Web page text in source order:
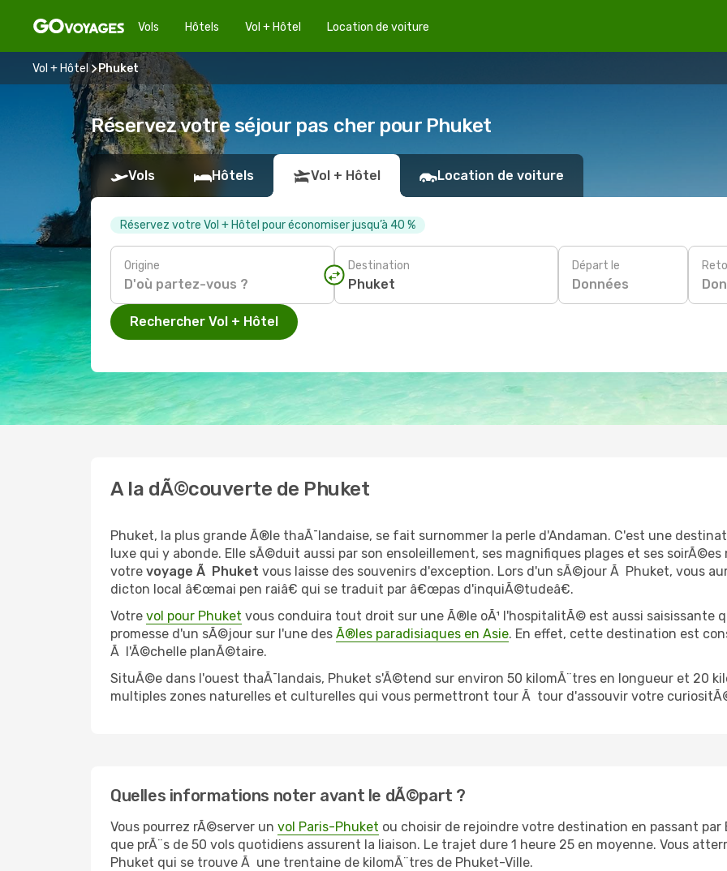
Vols Hôtels Vol + Hôtel Location de voiture
Vol + Hôtel Phuket
Réservez votre séjour pas cher pour Phuket
Vols Hôtels Vol + Hôtel Location de voiture
Réservez votre Vol + Hôtel pour économiser jusqu’à 40 %
Origine Destination Départ le
Données
Rechercher Vol + Hôtel
A la dÃ©couverte de Phuket
Phuket, la plus grande Ã®le thaÃ¯landaise, se fait surnommer la perle d'Andaman. C'est une
luxe qui y abonde. Elle sÃ©duit aussi par son ensoleillement, ses magnifiques plages et ses
votre voyage Ã Phuket vous laisse des souvenirs d'exception. Lors d'un sÃ©jour Ã Phuket, vous
dicton local â€œmai pen raiâ€ qui se traduit par â€œpas d'inquiÃ©tudeâ€.
Votre vol pour Phuket vous conduira tout droit sur une Ã®le oÃ¹ l'hospitalitÃ© est aussi saisissante
promesse d'un sÃ©jour sur l'une des Ã®les paradisiaques en Asie. En effet, cette destination est
Ã l'Ã©chelle planÃ©taire.
SituÃ©e dans l'ouest thaÃ¯landais, Phuket s'Ã©tend sur environ 50 kilomÃ¨tres en longueur et 20
multiples zones naturelles et culturelles qui vous permettront tour Ã tour d'assouvir votre
Quelles informations noter avant le dÃ©part ?
Vous pourrez rÃ©server un vol Paris-Phuket ou choisir de rejoindre votre destination en passant par
que prÃ¨s de 50 vols quotidiens assurent la liaison. Le trajet dure 1 heure 25 en moyenne. Vous
Phuket qui se trouve Ã une trentaine de kilomÃ¨tres de Phuket-Ville.